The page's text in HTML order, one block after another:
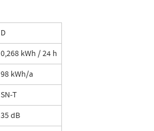
D
0,268 kWh / 24 h
98 kWh/a
SN-T
35 dB